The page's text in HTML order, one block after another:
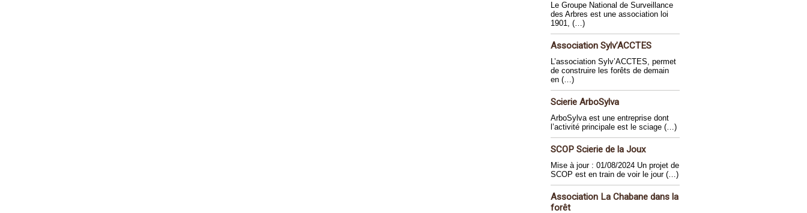
Le Groupe National de Surveillance
des Arbres est une association loi
1901, (…)
Association Sylv’ACCTES
L’association Sylv’ACCTES, permet
de construire les forêts de demain
en (…)
Scierie ArboSylva
ArboSylva est une entreprise dont
l’activité principale est le sciage (…)
SCOP Scierie de la Joux
Mise à jour : 01/08/2024 Un projet de
SCOP est en train de voir le jour (…)
Association La Chabane dans la
forêt